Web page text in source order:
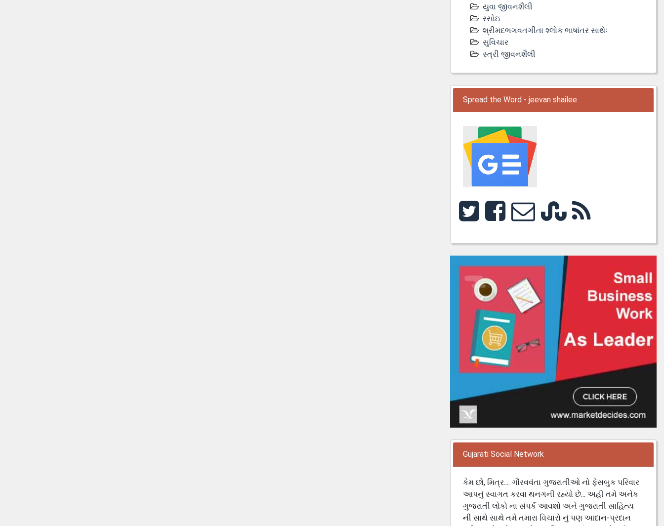
યુવા જીવનશૈલી
રસોઇ
શ્રીમદભગવતગીતા શ્લોક ભાષાંતર સાથેઃ
સુવિચાર
સ્ત્રી જીવનશૈલી
Spread the Word - jeevan shailee
Gujarati Social Network
કેમ છો, મિત્ર.... ગૌરવવંતા ગુજરાતીઓ નો ફેસબુક પરિવાર
આપનું સ્વાગત કરવા થનગની રહ્યો છે... અહી તમે અનેક
ગુજરાતી લોકો ના સંપર્ક આવશો અને ગુજરાતી સાહિત્ય
ની સાથે સાથે તમે તમારા વિચારો નું પણ આદાન-પ્રદાન